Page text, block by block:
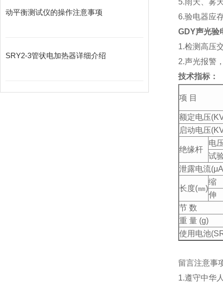
动平衡测试仪的操作注意事项
SRY2-3管状电加热器详细介绍
5.雨天、雾
6.验电器应
GDY声光验
1.检测高压
2.声光报警
技术指标：
项 目
额定电压
启动电压
绝缘杆
电
试
泄露电流
长度(㎜)
缩
伸
节 数
重 量 (g)
使用电池
留言注意事
1.遵守中华